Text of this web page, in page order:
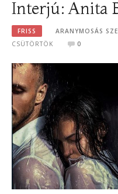
Interjú: Anita
FRISS ARANYMOSÁS
CSÜTÖRTÖK
0